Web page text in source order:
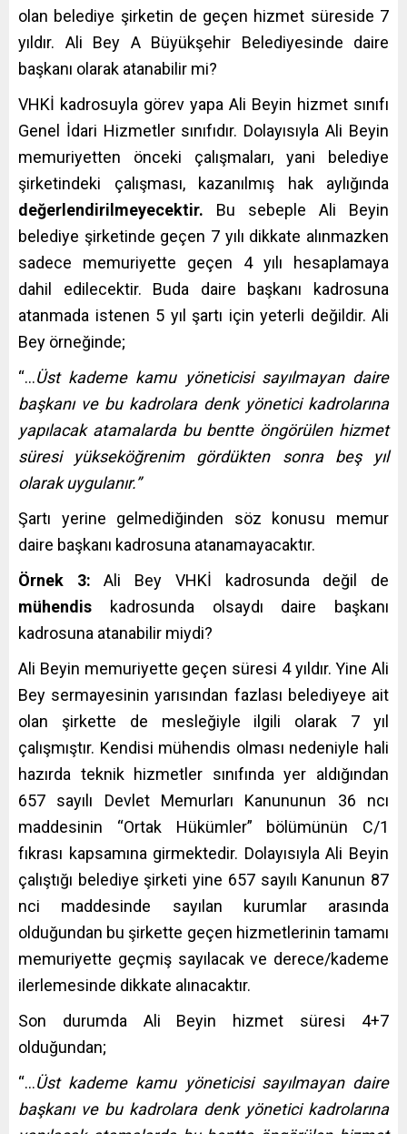
olan belediye şirketin de geçen hizmet süreside 7
yıldır. Ali Bey A Büyükşehir Belediyesinde daire
başkanı olarak atanabilir mi?
VHKİ kadrosuyla görev yapa Ali Beyin hizmet sınıfı
Genel İdari Hizmetler sınıfıdır. Dolayısıyla Ali Beyin
memuriyetten önceki çalışmaları, yani belediye
şirketindeki çalışması, kazanılmış hak aylığında
değerlendirilmeyecektir. Bu sebeple Ali Beyin
belediye şirketinde geçen 7 yılı dikkate alınmazken
sadece memuriyette geçen 4 yılı hesaplamaya
dahil edilecektir. Buda daire başkanı kadrosuna
atanmada istenen 5 yıl şartı için yeterli değildir. Ali
Bey örneğinde;
“…Üst kademe kamu yöneticisi sayılmayan daire
başkanı ve bu kadrolara denk yönetici kadrolarına
yapılacak atamalarda bu bentte öngörülen hizmet
süresi yükseköğrenim gördükten sonra beş yıl
olarak uygulanır.”
Şartı yerine gelmediğinden söz konusu memur
daire başkanı kadrosuna atanamayacaktır.
Örnek 3:Ali Bey VHKİ kadrosunda değil de
mühendis kadrosunda olsaydı daire başkanı
kadrosuna atanabilir miydi?
Ali Beyin memuriyette geçen süresi 4 yıldır. Yine Ali
Bey sermayesinin yarısından fazlası belediyeye ait
olan şirkette de mesleğiyle ilgili olarak 7 yıl
çalışmıştır. Kendisi mühendis olması nedeniyle hali
hazırda teknik hizmetler sınıfında yer aldığından
657 sayılı Devlet Memurları Kanununun 36 ncı
maddesinin “Ortak Hükümler” bölümünün C/1
fıkrası kapsamına girmektedir. Dolayısıyla Ali Beyin
çalıştığı belediye şirketi yine 657 sayılı Kanunun 87
nci maddesinde sayılan kurumlar arasında
olduğundan bu şirkette geçen hizmetlerinin tamamı
memuriyette geçmiş sayılacak ve derece/kademe
ilerlemesinde dikkate alınacaktır.
Son durumda Ali Beyin hizmet süresi 4+7
olduğundan;
“…Üst kademe kamu yöneticisi sayılmayan daire
başkanı ve bu kadrolara denk yönetici kadrolarına